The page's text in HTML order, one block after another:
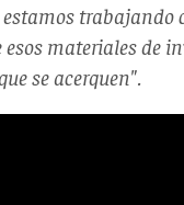
esos materiales de
se acerquen".